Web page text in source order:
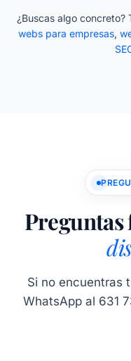
¿Buscas algo concreto?
webs para empresas,
Preguntas
Si no encuentras
WhatsApp al 631